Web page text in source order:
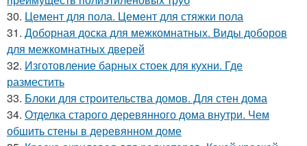
30. Цемент для пола. Цемент для стяжки пола
31. Доборная доска для межкомнатных. Виды доборов
для межкомнатных дверей
32. Изготовление барных стоек для кухни. Где
разместить
33. Блоки для строительства домов. Для стен дома
34. Отделка старого деревянного дома внутри. Чем
обшить стены в деревянном доме